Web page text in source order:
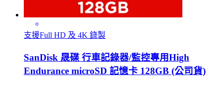
支援Full HD 及 4K 錄製
SanDisk 晟碟 行車記錄器/監控專用High
Endurance microSD 記憶卡 128GB (公司貨)